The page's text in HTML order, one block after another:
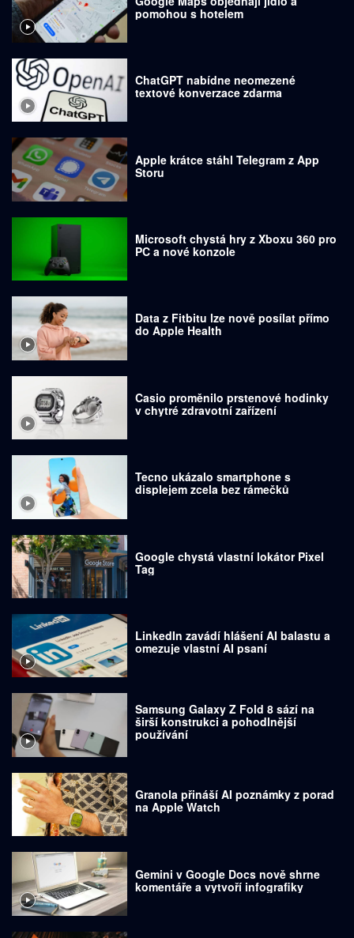
pomohou s hotelem
ChatGPT nabídne neomezené
textové konverzace zdarma
Apple krátce stáhl Telegram z App
Storu
Microsoft chystá hry z Xboxu 360 pro
PC a nové konzole
Data z Fitbitu lze nově posílat přímo
do Apple Health
Casio proměnilo prstenové hodinky
v chytré zdravotní zařízení
Tecno ukázalo smartphone s
displejem zcela bez rámečků
Google chystá vlastní lokátor Pixel
Tag
LinkedIn zavádí hlášení AI balastu a
omezuje vlastní AI psaní
Samsung Galaxy Z Fold 8 sází na
širší konstrukci a pohodlnější
používání
Granola přináší AI poznámky z porad
na Apple Watch
Gemini v Google Docs nově shrne
komentáře a vytvoří infografiky